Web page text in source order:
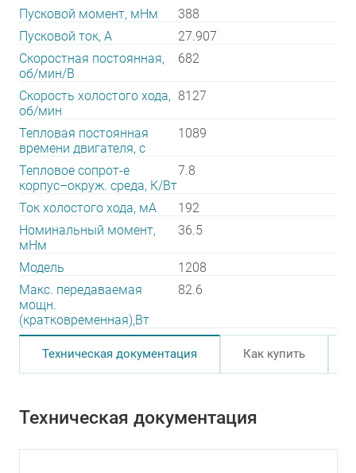
Пусковой момент, мНм
388
Пусковой ток, А
27.907
Скоростная постоянная,
об/мин/В
682
Скорость холостого хода,
об/мин
8127
Тепловая постоянная
времени двигателя, с
1089
Тепловое сопрот-е
корпус–окруж. среда, К/Вт
7.8
Ток холостого хода, мА
192
Номинальный момент,
мНм
36.5
Модель
1208
Макс. передаваемая
мощн.
(кратковременная),Вт
82.6
Техническая документация Как купить
Техническая документация